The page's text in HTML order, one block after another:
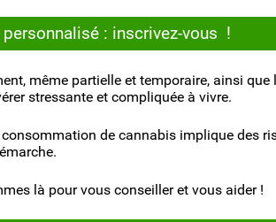
: inscrivez-vous !
même partielle et temporaire, ainsi
stressante et compliquée à vivre.
de cannabis implique des
là pour vous conseiller et vous aider !